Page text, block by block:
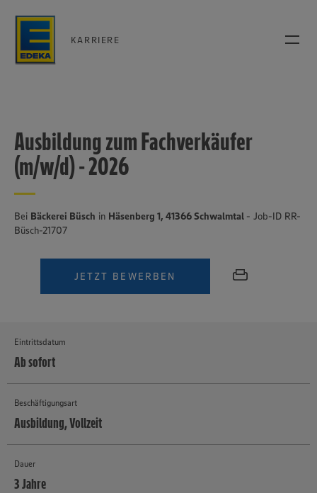
KARRIERE
Ausbildung zum Fachverkäufer
(m/w/d) - 2026
Bei Bäckerei Büsch in Häsenberg 1, 41366 Schwalmtal - Job-ID RR-
Büsch-21707
JETZT BEWERBEN
Eintrittsdatum
Ab sofort
Beschäftigungsart
Ausbildung, Vollzeit
Dauer
3 Jahre